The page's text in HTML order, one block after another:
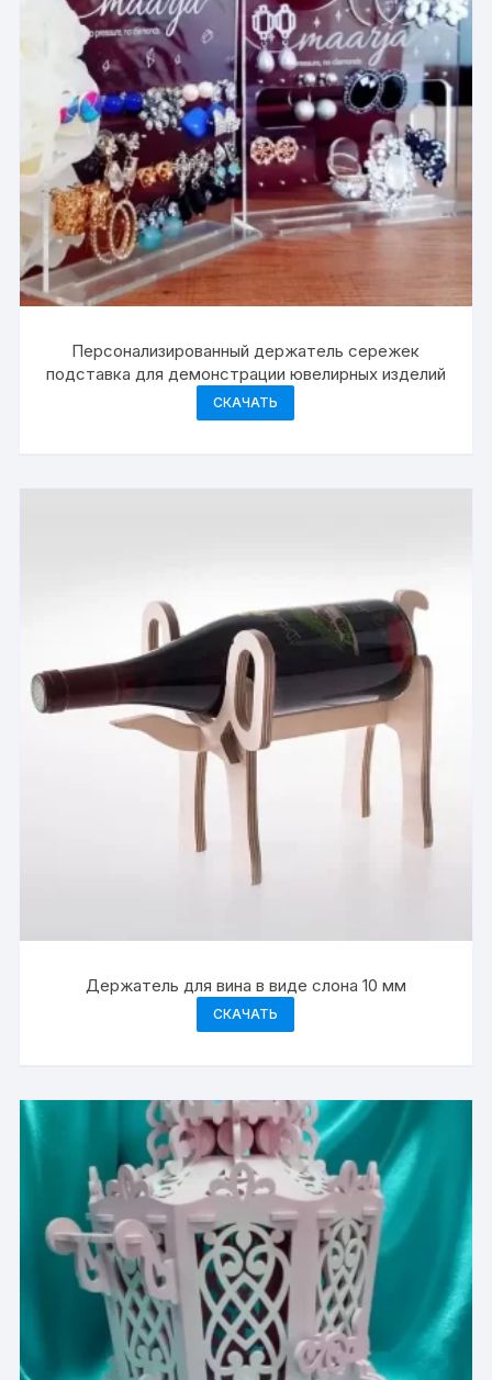
Персонализированный держатель сережек
подставка для демонстрации ювелирных изделий
СКАЧАТЬ
Держатель для вина в виде слона 10 мм
СКАЧАТЬ